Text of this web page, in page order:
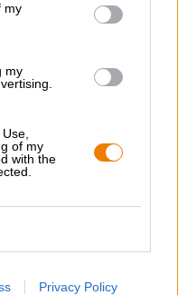
my
my
of my
with the
Privacy Policy
in botte
double baltic
barrels
33,00 / LTR